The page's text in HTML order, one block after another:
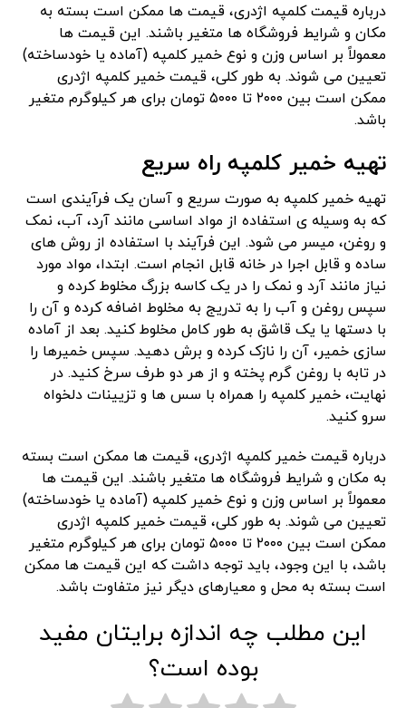
درباره قیمت کلمپه اژدری، قیمت ها ممکن است بسته به
مکان و شرایط فروشگاه ها متغیر باشند. این قیمت ها
معمولاً بر اساس وزن و نوع خمیر کلمپه (آماده یا خودساخته)
تعیین می شوند. به طور کلی، قیمت خمیر کلمپه اژدری
ممکن است بین ۲۰۰۰ تا ۵۰۰۰ تومان برای هر کیلوگرم متغیر
باشد.
تهیه خمیر کلمپه راه سریع
تهیه خمیر کلمپه به صورت سریع و آسان یک فرآیندی است
که به وسیله ی استفاده از مواد اساسی مانند آرد، آب، نمک
و روغن، میسر می شود. این فرآیند با استفاده از روش های
ساده و قابل اجرا در خانه قابل انجام است. ابتدا، مواد مورد
نیاز مانند آرد و نمک را در یک کاسه بزرگ مخلوط کرده و
سپس روغن و آب را به تدریج به مخلوط اضافه کرده و آن را
با دستها یا یک قاشق به طور کامل مخلوط کنید. بعد از آماده
سازی خمیر، آن را نازک کرده و برش دهید. سپس خمیرها را
در تابه با روغن گرم پخته و از هر دو طرف سرخ کنید. در
نهایت، خمیر کلمپه را همراه با سس ها و تزیینات دلخواه
سرو کنید.
درباره قیمت خمیر کلمپه اژدری، قیمت ها ممکن است بسته
به مکان و شرایط فروشگاه ها متغیر باشند. این قیمت ها
معمولاً بر اساس وزن و نوع خمیر کلمپه (آماده یا خودساخته)
تعیین می شوند. به طور کلی، قیمت خمیر کلمپه اژدری
ممکن است بین ۲۰۰۰ تا ۵۰۰۰ تومان برای هر کیلوگرم متغیر
باشد، با این وجود، باید توجه داشت که این قیمت ها ممکن
است بسته به محل و معیارهای دیگر نیز متفاوت باشد.
این مطلب چه اندازه برایتان مفید
بوده است؟